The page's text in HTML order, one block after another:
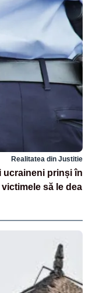
Realitatea din Justitie
ucraineni prinși în
să le dea